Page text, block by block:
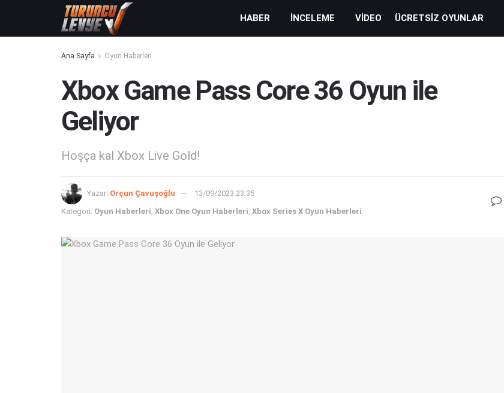
HABER İNCELEME VIDEO ÜCRETSIZ OYUNLAR
Ana Sayfa Oyun Haberleri
Xbox Game Pass Core 36 Oyun ile
Geliyor
Hoşça kal Xbox Live Gold!
Yazar: Orçun Çavuşoğlu 13/09/2023 23:35
Kategori: Oyun Haberleri, Xbox One Oyun Haberleri, Xbox Series X Oyun Haberleri